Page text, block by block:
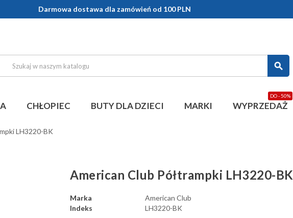
Darmowa dostawa dla zamówień od 100 PLN
search
CHŁOPIEC BUTY DLA DZIECI MARKI WYPRZEDAŻ
DO - 50%
LH3220-BK
American Club Półtrampki LH3220-BK
Marka
American Club
Indeks
LH3220-BK